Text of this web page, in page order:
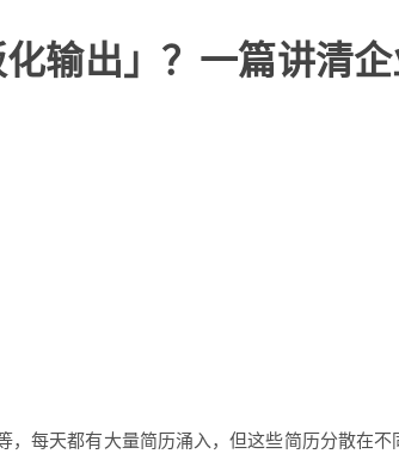
输出」？一篇讲清
每天都有大量简历涌入，但这些简历分散在